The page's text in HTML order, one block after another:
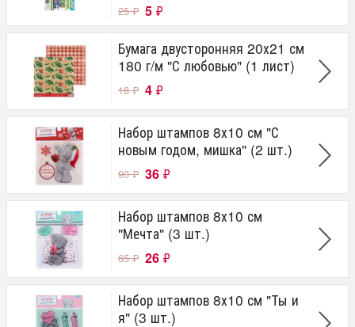
25₽ 5 ₽
Бумага двусторонняя 20х21 см
180 г/м "С любовью" (1 лист)
18₽ 4 ₽
Набор штампов 8х10 см "С
новым годом, мишка" (2 шт.)
90₽ 36 ₽
Набор штампов 8х10 см
"Мечта" (3 шт.)
65₽ 26 ₽
Набор штампов 8х10 см "Ты и
я" (3 шт.)